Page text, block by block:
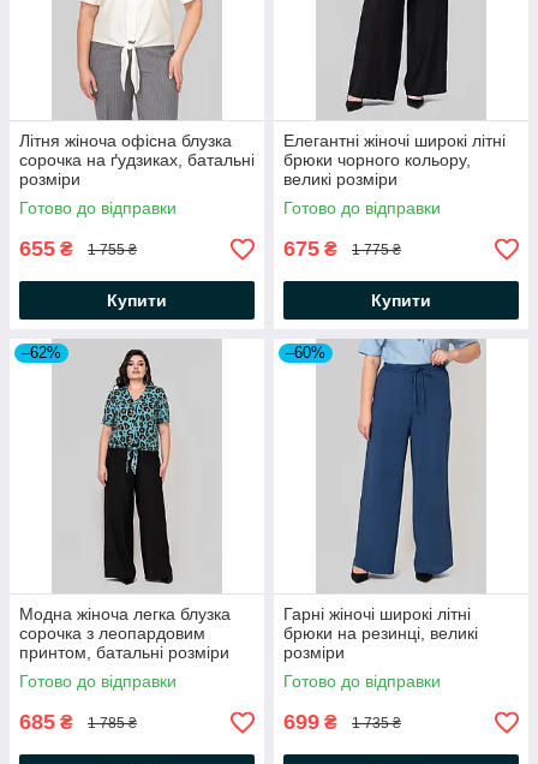
Літня жіноча офісна блузка
сорочка на ґудзиках, батальні
розміри
Готово до відправки
655 ₴ 1 755 ₴
Купити
Елегантні жіночі широкі літні
брюки чорного кольору,
великі розміри
Готово до відправки
675 ₴ 1 775 ₴
Купити
–62%
Модна жіноча легка блузка
сорочка з леопардовим
принтом, батальні розміри
Готово до відправки
685 ₴ 1 785 ₴
–60%
Гарні жіночі широкі літні
брюки на резинці, великі
розміри
Готово до відправки
699 ₴ 1 735 ₴